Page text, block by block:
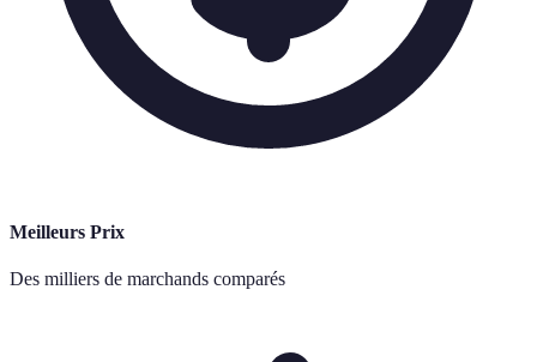
Meilleurs Prix
Des milliers de marchands comparés